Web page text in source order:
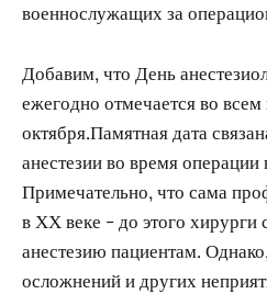
военнослужащих за
Добавим, что День
ежегодно отмечается во
октября.Памятная дата
анестезии во время операции
Примечательно, что сама
в ХХ веке - до этого хирурги
анестезию пациентам.
осложнений и других